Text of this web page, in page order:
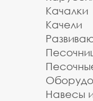
Качалки
Качели
Навесы